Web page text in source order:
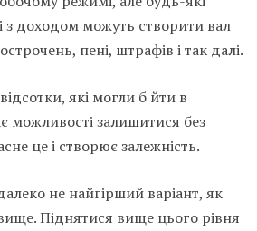
з доходом можуть створити вал
пені, штрафів і так далі.
які могли б йти в
можливості залишитися без
це і створює залежність.
не найгірший варіант, як
Піднятися вище цього рівня